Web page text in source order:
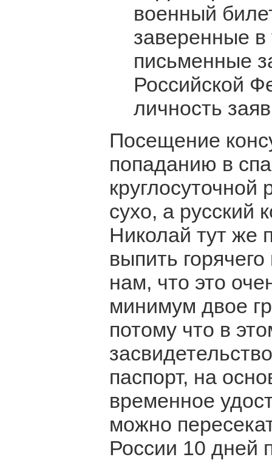
военный
заверенные в
письменные
Российской
личность
Посещение
попаданию в
сухо, а русский
Николай тут же
выпить
нам, что это
минимум двое
потому что в
паспорт, на
временное
можно
России 10 дней